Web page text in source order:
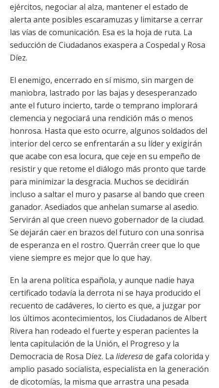
ejércitos, negociar al alza, mantener el estado de
alerta ante posibles escaramuzas y limitarse a cerrar
las vías de comunicación. Esa es la hoja de ruta. La
seducción de Ciudadanos exaspera a Cospedal y Rosa
Díez.
El enemigo, encerrado en sí mismo, sin margen de
maniobra, lastrado por las bajas y desesperanzado
ante el futuro incierto, tarde o temprano implorará
clemencia y negociará una rendición más o menos
honrosa. Hasta que esto ocurre, algunos soldados del
interior del cerco se enfrentarán a su líder y exigirán
que acabe con esa locura, que ceje en su empeño de
resistir y que retome el diálogo más pronto que tarde
para minimizar la desgracia. Muchos se decidirán
incluso a saltar el muro y pasarse al bando que creen
ganador. Asediados que anhelan sumarse al asedio.
Servirán al que creen nuevo gobernador de la ciudad.
Se dejarán caer en brazos del futuro con una sonrisa
de esperanza en el rostro. Querrán creer que lo que
viene siempre es mejor que lo que hay.
En la arena política española, y aunque nadie haya
certificado todavía la derrota ni se haya producido el
recuento de cadáveres, lo cierto es que, a juzgar por
los últimos acontecimientos, los Ciudadanos de Albert
Rivera han rodeado el fuerte y esperan pacientes la
lenta capitulación de la Unión, el Progreso y la
Democracia de Rosa Díez. La lideresade gafa colorida y
amplio pasado socialista, especialista en la generación
de dicotomías, la misma que arrastra una pesada